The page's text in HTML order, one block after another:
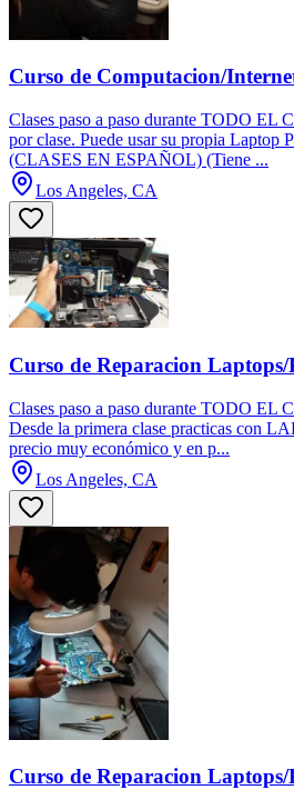
Curso de Computacion/
Clases paso a paso durante TODO EL
por clase. Puede usar su propia Laptop
(CLASES EN ESPAÑOL) (Tiene ...
Los Angeles, CA
Curso de Reparacion Laptops/
Clases paso a paso durante TODO EL
Desde la primera clase practicas con
precio muy económico y en p...
Los Angeles, CA
Curso de Reparacion Laptops/